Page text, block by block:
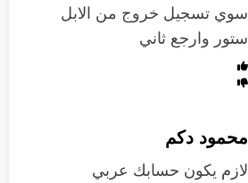
سوي تسجيل خروج من الابل
ستور وارجع ثاني
محمود دكم
لازم يكون حسابك عربي